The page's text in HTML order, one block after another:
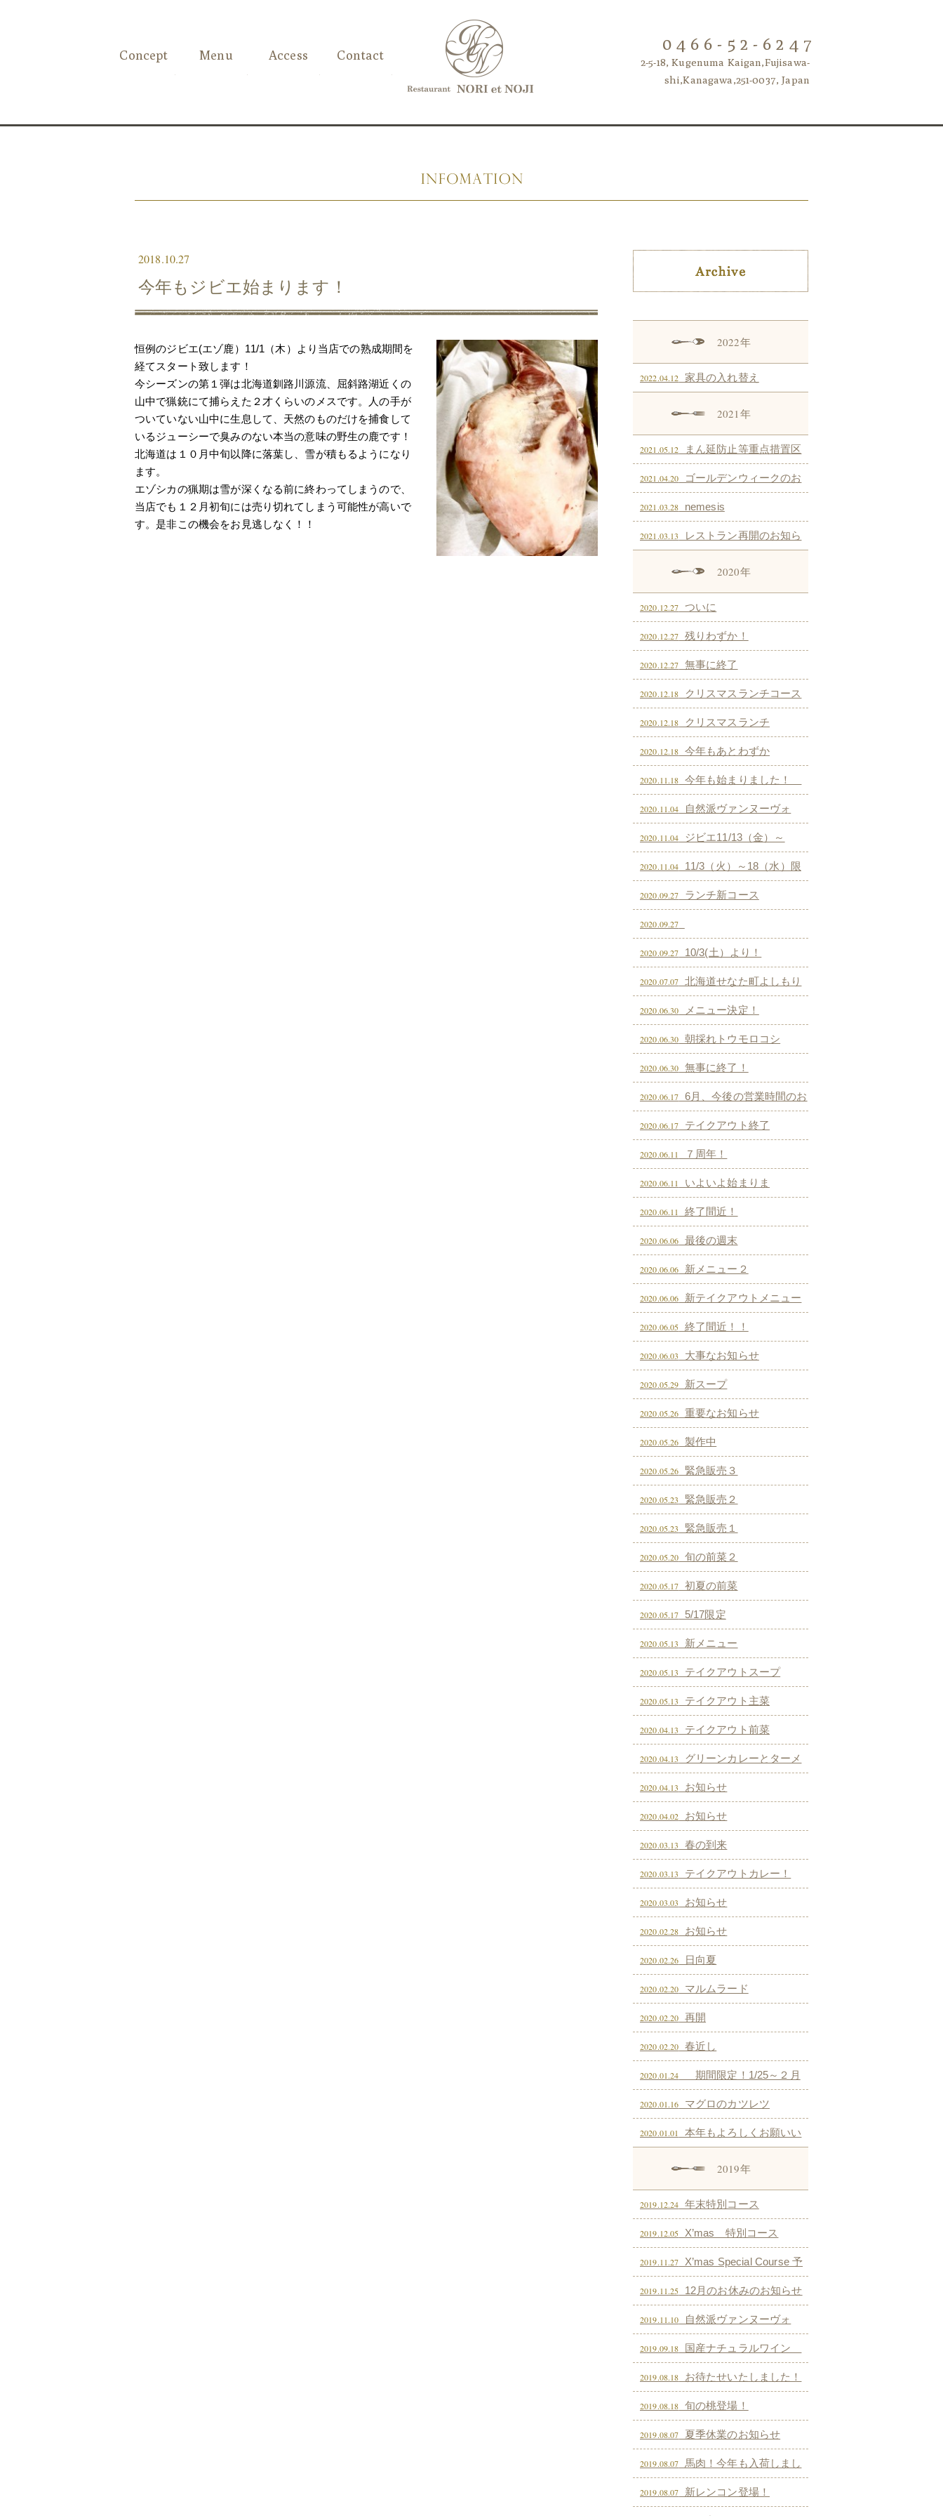
Concept Menu Access Contact
0466-52-6247
2-5-18, Kugenuma Kaigan,Fujisawa-
shi,Kanagawa,251-0037, Japan
2018.10.27
今年もジビエ始まります！
恒例のジビエ(エゾ鹿）11/1（木）より当店での熟成期間を
経てスタート致します！
今シーズンの第１弾は北海道釧路川源流、屈斜路湖近くの
山中で猟銃にて捕らえた２才くらいのメスです。人の手が
ついていない山中に生息して、天然のものだけを捕食して
いるジューシーで臭みのない本当の意味の野生の鹿です！
北海道は１０月中旬以降に落葉し、雪が積もるようになり
ます。
エゾシカの猟期は雪が深くなる前に終わってしまうので、
当店でも１２月初旬には売り切れてしまう可能性が高いで
す。是非この機会をお見逃しなく！！
2022年
2022.04.12 家具の入れ替え
2021年
2021.05.12 まん延防止等重点措置区
域追加に伴うお知らせ
2021.04.20 ゴールデンウィークのお
知らせ
2021.03.28 nemesis
2021.03.13 レストラン再開のお知ら
2020年
2020.12.27 ついに
2020.12.27 残りわずか！
2020.12.27 無事に終了
2020.12.18 クリスマスランチコース
２2020.12.18 クリスマスランチ
2020.12.18 今年もあとわずか
2020.11.18 今年も始まりました！
黒毛和牛のグーラッシュ
2020.11.04 自然派ヴァンヌーヴォ
ー いよいよ予約受付開始致しま
す！
2020.11.04 ジビエ11/13（金）～
11/29（日）限定！ 恒例のジビエ(エ
ゾ鹿） 当店での熟成期間を経てスタ
ート致します！
2020.11.04 11/3（火）～18（水）限
定販売！ 殻つき生牡蠣！ （予約
制）
2020.09.27 ランチ新コース
2020.09.27
2020.09.27 10/3(土）より！
2020.07.07 北海道せなた町よしもり
まきば オーガニック羊再入荷しまし
た！
2020.06.30 メニュー決定！
2020.06.30 朝採れトウモロコシ
2020.06.30 無事に終了！
2020.06.17 6月、今後の営業時間のお
知らせ
2020.06.17 テイクアウト終了
2020.06.11 ７周年！
2020.06.11 いよいよ始まりま
す！！！
2020.06.11 終了間近！
2020.06.06 最後の週末
2020.06.06 新メニュー２
2020.06.06 新テイクアウトメニュー
2020.06.05 終了間近！！
2020.06.03 大事なお知らせ
2020.05.29 新スープ
2020.05.26 重要なお知らせ
2020.05.26 製作中
2020.05.26 緊急販売３
2020.05.23 緊急販売２
2020.05.23 緊急販売１
2020.05.20 旬の前菜２
2020.05.17 初夏の前菜
2020.05.17 5/17限定
2020.05.13 新メニュー
2020.05.13 テイクアウトスープ
2020.05.13 テイクアウト主菜
2020.04.13 テイクアウト前菜
2020.04.13 グリーンカレーとターメ
リックライス
2020.04.13 お知らせ
2020.04.02 お知らせ
2020.03.13 春の到来
2020.03.13 テイクアウトカレー！
2020.03.03 お知らせ
2020.02.28 お知らせ
2020.02.26 日向夏
2020.02.20 マルムラード
2020.02.20 再開
2020.02.20 春近し
2020.01.24 期間限定！1/25～２月
上旬まで！ ジビエ 仔イノシシ入
荷しました！
2020.01.16 マグロのカツレツ
2020.01.01 本年もよろしくお願いい
2019年
2019.12.24 年末特別コース
2019.12.05 X’mas 特別コース
2019.11.27 X’mas Special Course 予
約開始致します！
2019.11.25 12月のお休みのお知らせ
です
2019.11.10 自然派ヴァンヌーヴォ
ー いよいよ解禁！11/21（木）～
24（日）４日間限定！！
2019.09.18 国産ナチュラルワイン
ペアリングコース秋の陣
2019.08.18 お待たせいたしました！
2019.08.18 旬の桃登場！
2019.08.07 夏季休業のお知らせ
2019.08.07 馬肉！今年も入荷しまし
た！
2019.08.07 新レンコン登場！